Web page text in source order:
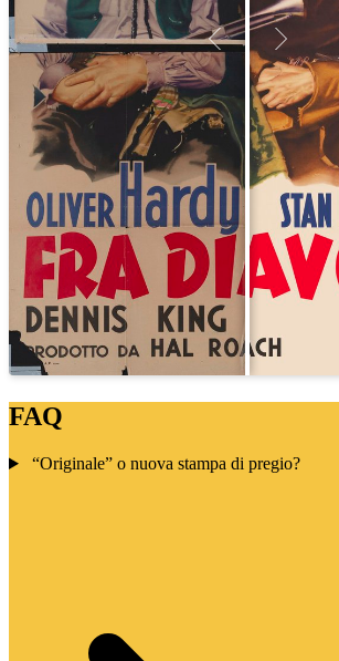
FAQ
“Originale” o nuova stampa di pregio?